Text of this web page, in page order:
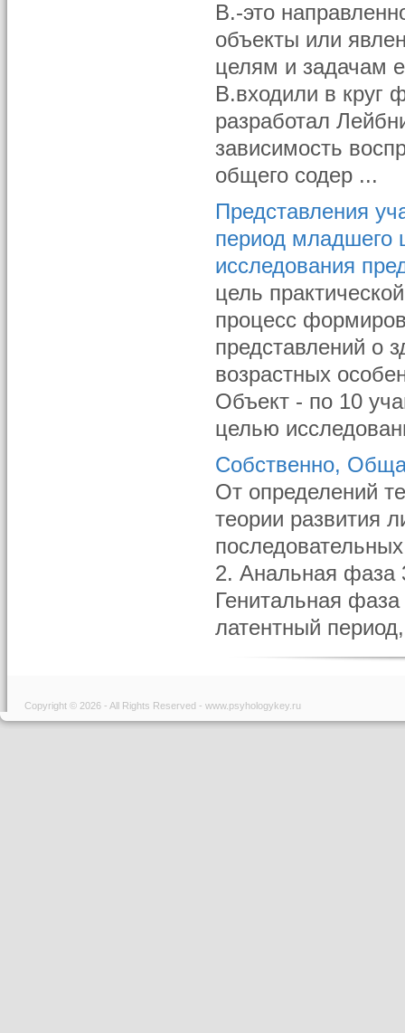
В.-это
объекты или
целям и задачам
В.входили в круг
разработал
зависимость
общего содер ...
Представления
период младшего
исследования
цель
процесс
представлений о
возрастных
Объект - по 10
целью
Собственно,
От определений
теории развития
2. Анальная фаза
Генитальная
латентный
Copyright © 2026 - All Rights Reserved - www.psyhologykey.ru